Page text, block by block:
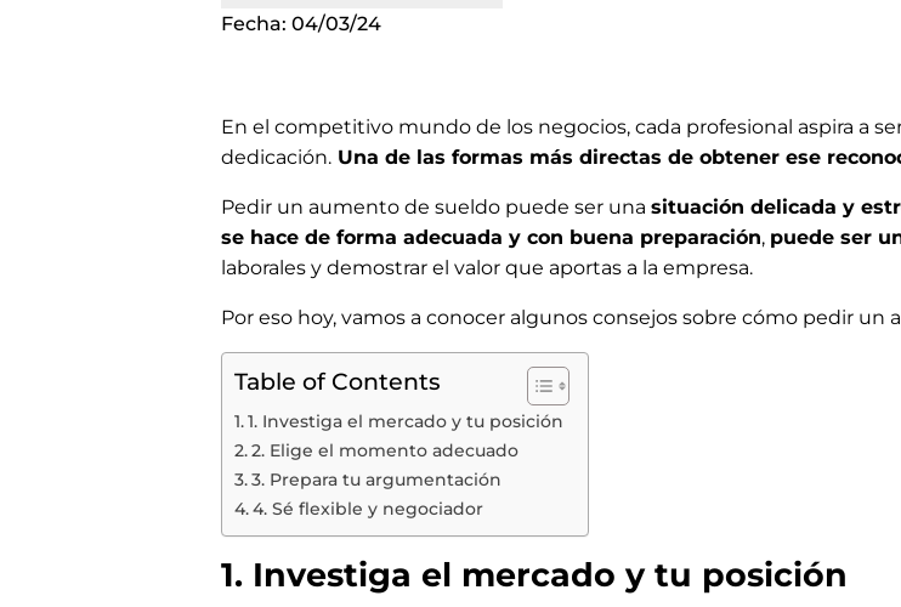
Fecha: 04/03/24
En el competitivo mundo de los negocios, cada profesional aspira a
dedicación. Una de las formas más directas de obtener ese
Pedir un aumento de sueldo puede ser una situación delicada y
se hace de forma adecuada y con buena preparación, puede ser
laborales y demostrar el valor que aportas a la empresa.
Por eso hoy, vamos a conocer algunos consejos sobre cómo pedir un
Table of Contents
1. Investiga el mercado y tu posición
2. Elige el momento adecuado
3. Prepara tu argumentación
4. Sé flexible y negociador
1. Investiga el mercado y tu posición